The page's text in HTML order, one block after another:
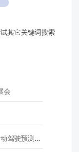
其它关键词搜索
会
模型挑战赛